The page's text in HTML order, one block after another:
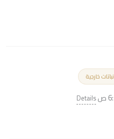
نباتات خارجية
Details